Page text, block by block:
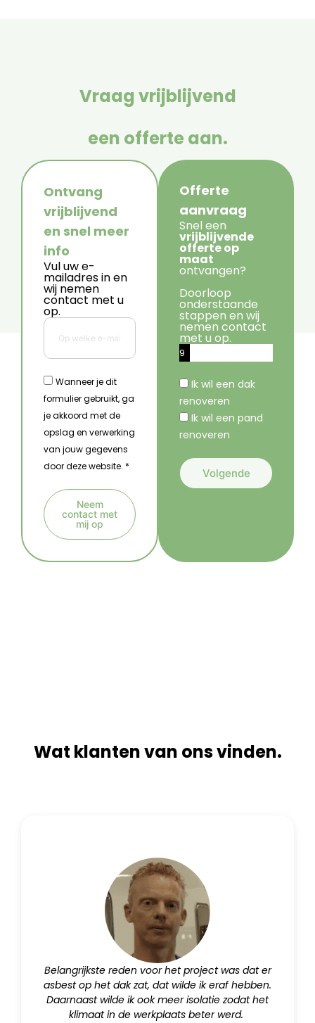
Vraag vrijblijvend
een offerte aan.
Ontvang
vrijblijvend
en snel meer
info
Vul uw e-
mailadres in en
wij nemen
contact met u
op.
Wanneer je dit
formulier gebruikt, ga
je akkoord met de
opslag en verwerking
van jouw gegevens
door deze website. *
Neem
contact met
mij op
l
Offerte
aanvraag
Snel een
vrijblijvende
offerte op
maat
ontvangen?
Doorloop
onderstaande
stappen en wij
nemen contact
met u op.
9
Ik wil een dak
renoveren
Ik wil een pand
renoveren
Volgende
r
Wat klanten van ons vinden.
Belangrijkste reden voor het project was dat er
asbest op het dak zat, dat wilde ik eraf hebben.
Daarnaast wilde ik ook meer isolatie zodat het
klimaat in de werkplaats beter werd.